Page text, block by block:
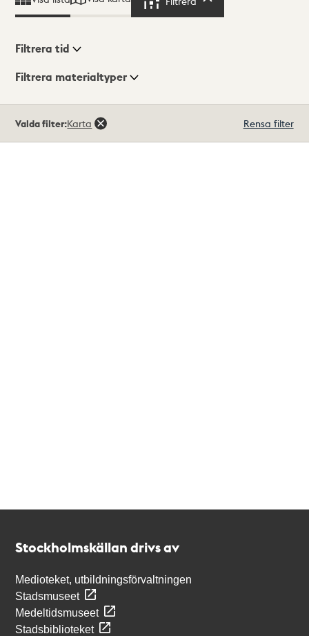
Visningsläge
Filtrera tid
Filtrera materialtyper
träffar
Valda filter:Karta Rensa filter
Stockholmskällan drivs av
Medioteket, utbildningsförvaltningen
Stadsmuseet
Medeltidsmuseet
Stadsbiblioteket